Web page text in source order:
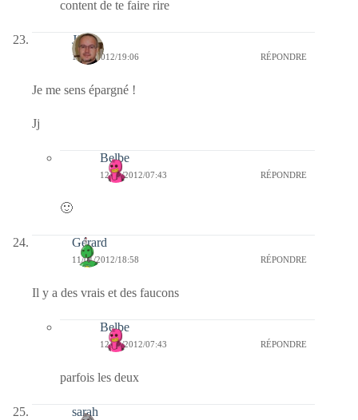
content de te faire rire
Jj
11/01/2012/19:06 RÉPONDRE
Je me sens épargné !
Jj
Belbe
12/01/2012/07:43 RÉPONDRE
🙂
Gérard
11/01/2012/18:58 RÉPONDRE
Il y a des vrais et des faucons
Belbe
12/01/2012/07:43 RÉPONDRE
parfois les deux
sarah